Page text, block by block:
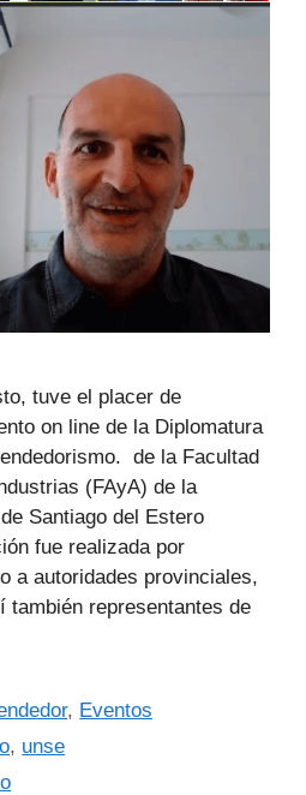
tuve el placer de
on line de la Diplomatura
de la Facultad
(FAyA) de la
Santiago del Estero
fue realizada por
a autoridades provinciales,
también representantes de
, Eventos
, unse